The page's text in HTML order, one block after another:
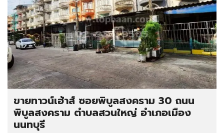
ขายทาวน์เฮ้าส์ ซอยพิบูลสงคราม 30 ถนน
พิบูลสงคราม ตำบลสวนใหญ่ อำเภอเมือง
นนทบุรี